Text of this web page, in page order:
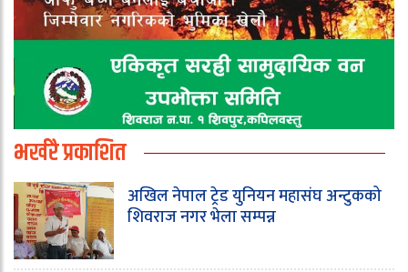
भर्खरै प्रकाशित
अखिल नेपाल ट्रेड युनियन महासंघ अन्टुकको
शिवराज नगर भेला सम्पन्न